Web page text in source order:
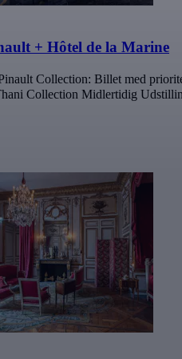
+ Hôtel de la Marine
Collection: Billet med
Collection Midlertidig